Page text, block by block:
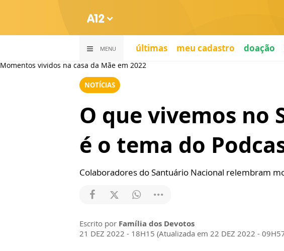
Momentos vividos na casa da Mãe em 2022
MENU últimas meu cadastro doação
NOTÍCIAS
O que vivemos no
é o tema do
Colaboradores do Santuário Nacional relembram
Escrito por Família dos Devotos
21 DEZ 2022 - 18H15 (Atualizada em 22 DEZ 2022 -